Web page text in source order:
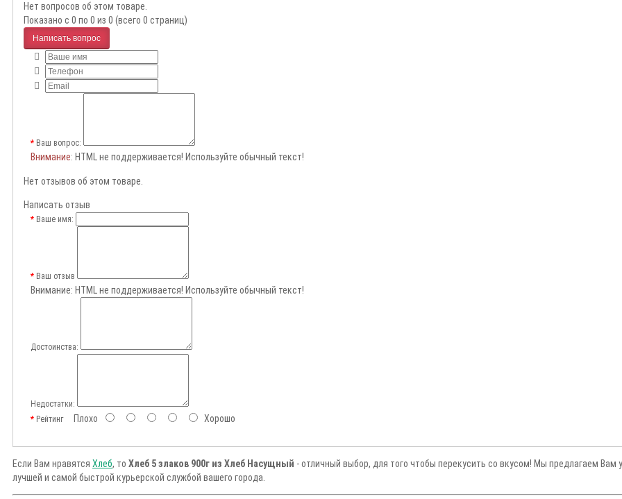
Нет вопросов об этом товаре.
Показано с 0 по 0 из 0 (всего 0 страниц)
Написать вопрос
Ваш вопрос:
Внимание: HTML не поддерживается! Используйте обычный текст!
Нет отзывов об этом товаре.
Написать отзыв
Ваше имя:
Ваш отзыв
Внимание: HTML не поддерживается! Используйте обычный текст!
Достоинства:
Недостатки:
РейтингПлохо Хорошо
Если Вам нравятся Хлеб, то Хлеб 5 злаков 900г из Хлеб Насущный - отличный выбор, для того чтобы перекусить со вкусом! Мы предлагаем Вам
лучшей и самой быстрой курьерской службой вашего города.